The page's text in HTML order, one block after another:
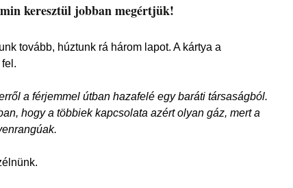
keresztül jobban megértjük!
tovább, húztunk rá három lapot. A kártya a
a férjemmel útban hazafelé egy baráti társaságból.
hogy a többiek kapcsolata azért olyan gáz, mert a